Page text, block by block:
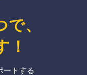
、
！
ートする